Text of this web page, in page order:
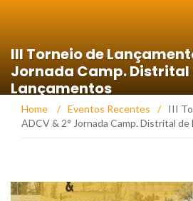
III Torneio de
Jornada Camp. Distrital
Lançamentos
Home / Eventos Recentes /
III
ADCV & 2° Jornada Camp. Distrital de